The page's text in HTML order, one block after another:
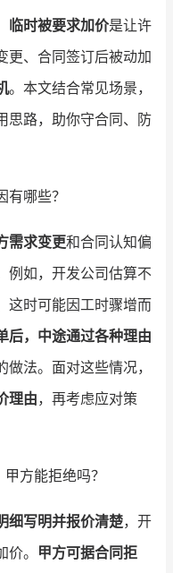
告
内参
盟
理商
服务
临时被要求加价是让许
更、合同签订后被动加
。本文结合常见场景，
思路，助你守合同、防
哪些？
需求变更和合同认知偏
例如，开发公司估算不
这时可能因工时骤增而
后，中途通过各种理由
法。面对这些情况，
理由，再考虑应对策
方能拒绝吗？
细写明并报价清楚，开
。 甲方可据合同拒